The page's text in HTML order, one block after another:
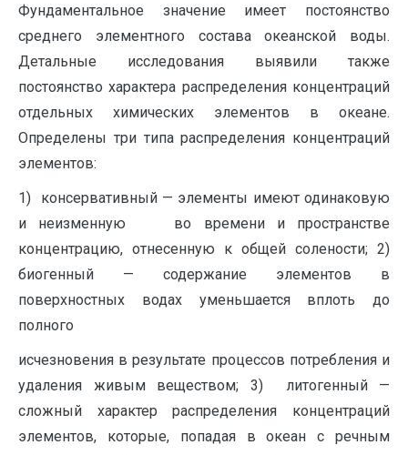
Фундаментальное значение имеет постоянство
среднего элементного состава океанской воды.
Детальные исследования выявили также
постоянство характера распределения концентраций
отдельных химических элементов в океане.
Определены три типа распределения концентраций
элементов:
1) консервативный — элементы имеют одинаковую
и неизменную во времени и пространстве
концентрацию, отнесенную к общей солености; 2)
биогенный — содержание элементов в
поверхностных водах уменьшается вплоть до
полного
исчезновения в результате процессов потребления и
удаления живым веществом; 3) литогенный —
сложный характер распределения концентраций
элементов, которые, попадая в океан с речным